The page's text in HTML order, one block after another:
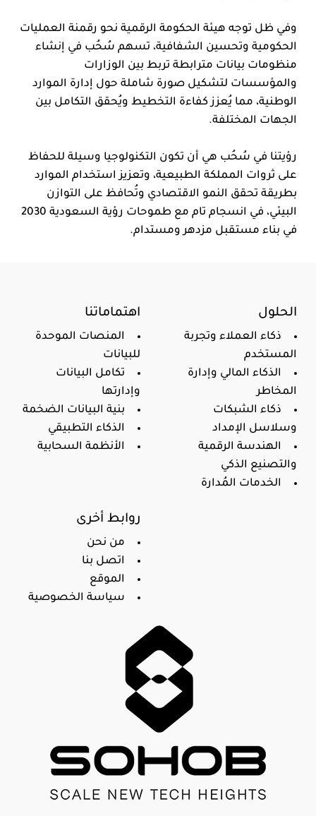
وفي ظل توجه هيئة الحكومة الرقمية نحو رقمنة العمليات
الحكومية وتحسين الشفافية، تسهم سُحُب في إنشاء
منظومات بيانات مترابطة تربط بين الوزارات
والمؤسسات لتشكيل صورة شاملة حول إدارة الموارد
الوطنية، مما يُعزز كفاءة التخطيط ويُحقق التكامل بين
الجهات المختلفة.
رؤيتنا في سُحُب هي أن تكون التكنولوجيا وسيلة للحفاظ
على ثروات المملكة الطبيعية، وتعزيز استخدام الموارد
بطريقة تحقق النمو الاقتصادي وتُحافظ على التوازن
البيئي، في انسجام تام مع طموحات رؤية السعودية 2030
في بناء مستقبل مزدهر ومستدام.
اهتماماتنا
المنصات الموحدة
للبيانات
تكامل البيانات
وإدارتها
بنية البيانات الضخمة
الذكاء التطبيقي
الأنظمة السحابية
الحلول
ذكاء العملاء وتجربة
المستخدم
الذكاء المالي وإدارة
المخاطر
ذكاء الشبكات
وسلاسل الإمداد
الهندسة الرقمية
والتصنيع الذكي
الخدمات المُدارة
روابط أخرى
من نحن
اتصل بنا
الموقع
سياسة الخصوصية